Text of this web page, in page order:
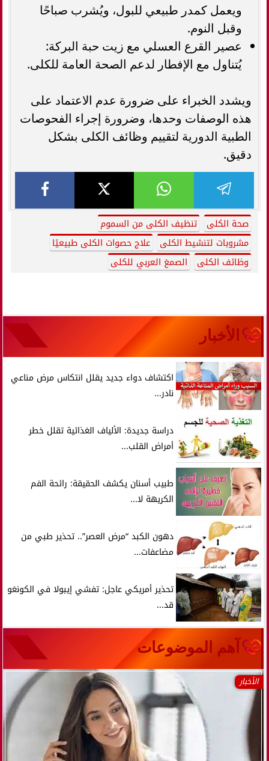
ويعمل كمدر طبيعي للبول، ويُشرب صباحًا
وقبل النوم.
عصير القرع العسلي مع زيت حبة البركة:
يُتناول مع الإفطار لدعم الصحة العامة للكلى.
ويشدد الخبراء على ضرورة عدم الاعتماد على
هذه الوصفات وحدها، وضرورة إجراء الفحوصات
الطبية الدورية لتقييم وظائف الكلى بشكل
دقيق.
صحة الكلى
تنظيف الكلى من السموم
مشروبات لتنشيط الكلى
علاج حصوات الكلى طبيعيًا
وظائف الكلى
الصمغ العربي للكلى
الأخبار
اكتشاف دواء جديد يقلل انتكاس مرض مناعي
نادر...
دراسة جديدة: الألياف الغذائية تقلل خطر
أمراض القلب...
طبيب أسنان يكشف الحقيقة: رائحة الفم
الكريهة لا...
دهون الكبد “مرض العصر”.. تحذير طبي من
مضاعفات...
تحذير أمريكي عاجل: تفشي إيبولا في الكونغو
قد...
آهم الموضوعات
الأخبار